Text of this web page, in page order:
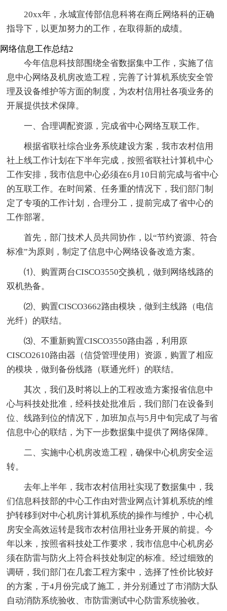
20xx年，永城宣传部信息科将在商丘网络科的正确
指导下，以更加努力的工作，在取得新的成绩。
网络信息工作总结2
今年信息科技部围绕全省数据集中工作，实施了信
息中心网络及机房改造工程，完善了计算机系统安全管
理及设备维护等方面的制度，为农村信用社各项业务的
开展提供技术保障。
一、合理调配资源，完成省中心网络互联工作。
根据省联社综合业务系统建设方案，我市农村信用
社上线工作计划在下半年完成，按照省联社计算机中心
工作安排，我市信息中心必须在6月10日前完成与省中心
的互联工作。在时间紧、任务重的情况下，我们部门制
定了专项的工作计划，合理分工，提前完成了省中心的
工作部署。
首先，部门技术人员共同协作，以“节约资源、符合
标准”为原则，制定了信息中心网络设备改造方案。
⑴、购置两台CISCO3550交换机，做到网络线路的
双机热备。
⑵、购置CISCO3662路由模块，做到主线路（电信
光纤）的联结。
⑶、不重新购置CISCO3550路由器，利用原
CISCO2610路由器（信贷管理使用）资源，购置了相应
的模块，做到备份线路（联通光纤）的联结。
其次，我们及时将以上的工程改造方案报省信息中
心与科技处批准，经科技处批准后，我们部门在设备到
位、线路到位的情况下，加班加点与5月中旬完成了与省
信息中心的联结，为下一步数据集中提供了网络保障。
二、实施中心机房改造工程，确保中心机房安全运
转。
去年上半年，我市农村信用社实现了数据集中，我
们信息科技部的中心工作由对营业网点计算机系统的维
护转移到对中心机房计算机系统的操作与维护，中心机
房安全高效运转是我市农村信用社业务开展的前提。今
年以来，按照省科技处工作要求，我市信息中心机房必
须在防雷与防火上符合科技处制定的标准。经过细致的
调研，我们部门在几套工程方案中，选择了性价比较好
的方案，于4月份完成了施工，并分别通过了市消防大队
自动消防系统验收、市防雷测试中心防雷系统验收。